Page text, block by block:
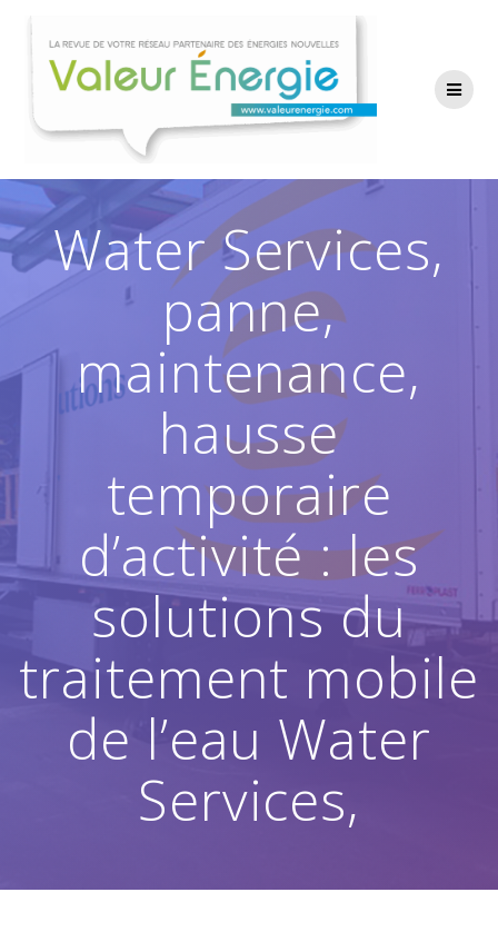
contenu
Water Services,
panne,
maintenance,
hausse
temporaire
d’activité : les
solutions du
traitement mobile
de l’eau Water
Services,